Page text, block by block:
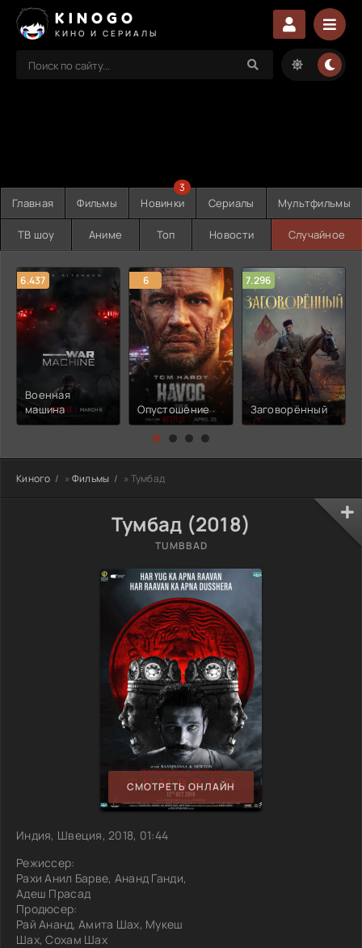
KINOGO
КИНО И СЕРИАЛЫ
Главная Фильмы Новинки
3
Сериалы Мультфильмы
ТВ шоу Аниме Топ Новости Случайное
6.437
Военная
машина
6
Опустошение
7.296
Заговорённый
Киного » Фильмы » Тумбад
Тумбад (2018)
TUMBBAD
СМОТРЕТЬ ОНЛАЙН
Индия, Швеция, 2018, 01:44
Режиссер:
Рахи Анил Барве, Ананд Ганди,
Адеш Прасад
Продюсер:
Рай Ананд, Амита Шах, Мукеш
Шах, Сохам Шах